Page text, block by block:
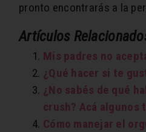
pronto encontrarás a la
Artículos
Mis padres no
¿Qué hacer si te
¿No sabés de qué
crush? Acá algunos
Cómo manejar el